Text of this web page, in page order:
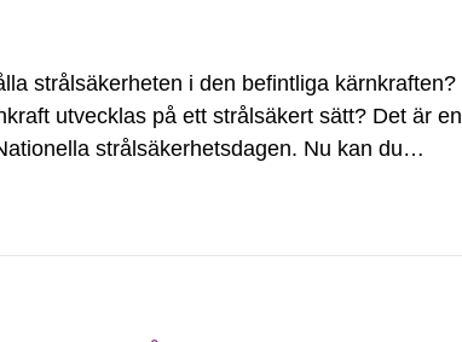
strålsäkerheten i den befintliga kärnkraften?
utvecklas på ett strålsäkert sätt? Det är en
strålsäkerhetsdagen. Nu kan du